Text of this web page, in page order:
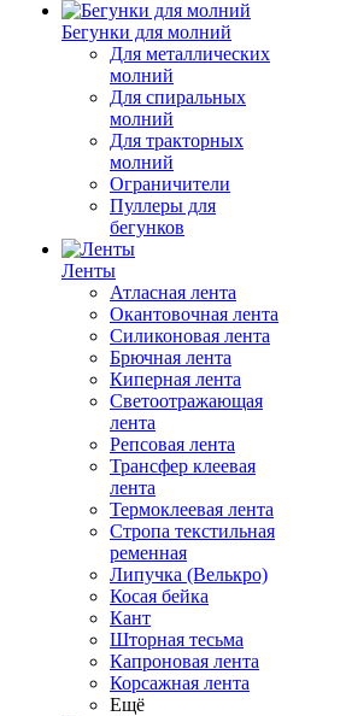
Бегунки для молний
Для металлических
молний
Для спиральных
молний
Для тракторных
молний
Ограничители
Пуллеры для
бегунков
Ленты
Атласная лента
Окантовочная лента
Силиконовая лента
Брючная лента
Киперная лента
Светоотражающая
лента
Репсовая лента
Трансфер клеевая
лента
Термоклеевая лента
Стропа текстильная
ременная
Липучка (Велькро)
Косая бейка
Кант
Шторная тесьма
Капроновая лента
Корсажная лента
Ещё